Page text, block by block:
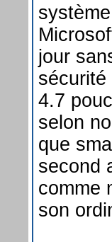
jour
sécurité
4.7
selon
que
second
comme
son